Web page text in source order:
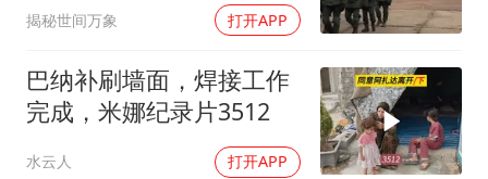
揭秘世间万象 打开APP
巴纳补刷墙面，焊接工作
完成，米娜纪录片3512
水云人 打开APP